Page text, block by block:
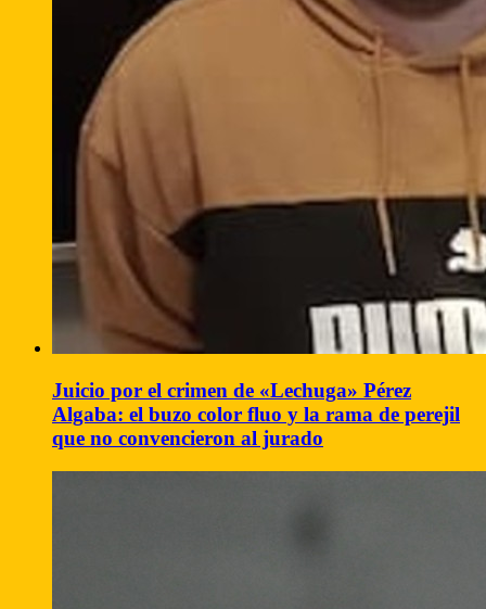
Juicio por el crimen de «Lechuga» Pérez
Algaba: el buzo color fluo y la rama de perejil
que no convencieron al jurado